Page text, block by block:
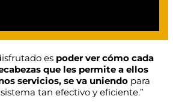
es poder ver cómo cada
que les permite a ellos
servicios, se va uniendo para
tan efectivo y eficiente.”